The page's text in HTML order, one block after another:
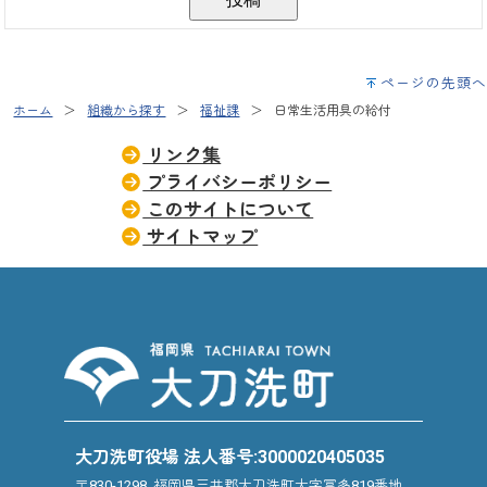
ページの先頭へ
ホーム 組織から探す 福祉課 日常生活用具の給付
リンク集
プライバシーポリシー
このサイトについて
サイトマップ
大刀洗町役場 法人番号:3000020405035